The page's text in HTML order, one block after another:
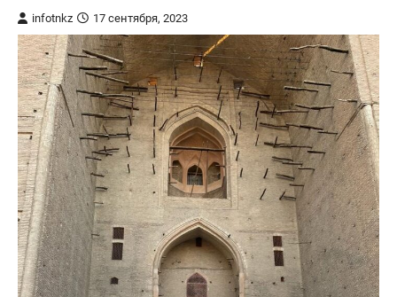
infotnkz 17 сентября, 2023